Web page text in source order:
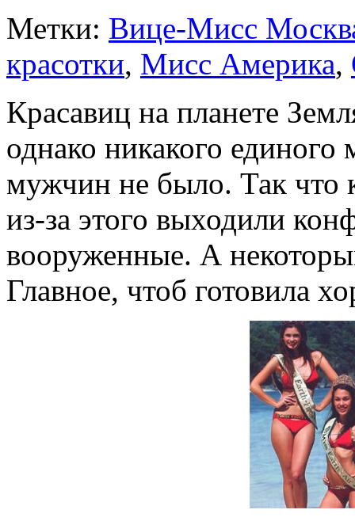
Метки: Вице-Мисс
красотки, Мисс Америка,
Красавиц на планете
однако никакого
мужчин не было. Так что
из-за этого выходили
вооруженные. А
Главное, чтоб готовила